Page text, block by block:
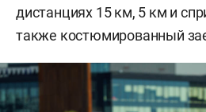
дистанциях 15 км, 5 км и
также костюмированный